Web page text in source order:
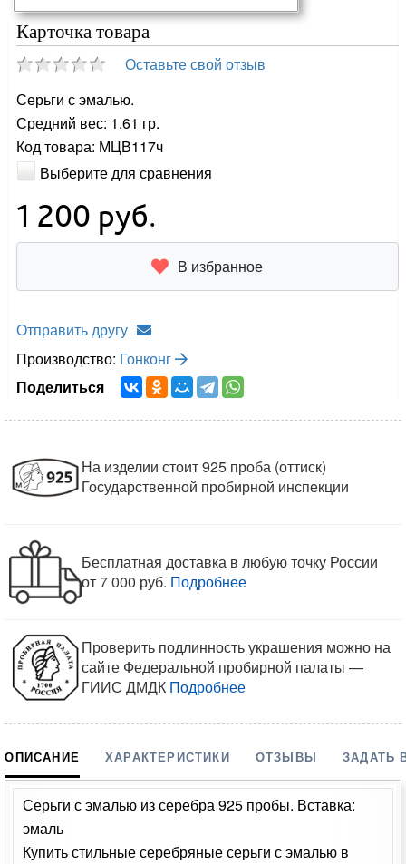
Карточка товара
Оставьте свой отзыв
Серьги с эмалью.
Средний вес: 1.61 гр.
Код товара: МЦВ117ч
Выберите для сравнения
1 200 руб.
В избранное
Отправить другу
Производство: Гонконг
Поделиться
На изделии стоит 925 проба (оттиск)
Государственной пробирной инспекции
Бесплатная доставка в любую точку России
от 7 000 руб. Подробнее
Проверить подлинность украшения можно на
сайте Федеральной пробирной палаты —
ГИИС ДМДК Подробнее
ОПИСАНИЕ ХАРАКТЕРИСТИКИ ОТЗЫВЫ ЗАДАТЬ
Серьги с эмалью из серебра 925 пробы. Вставка:
эмаль
Купить стильные серебряные серьги с эмалью в